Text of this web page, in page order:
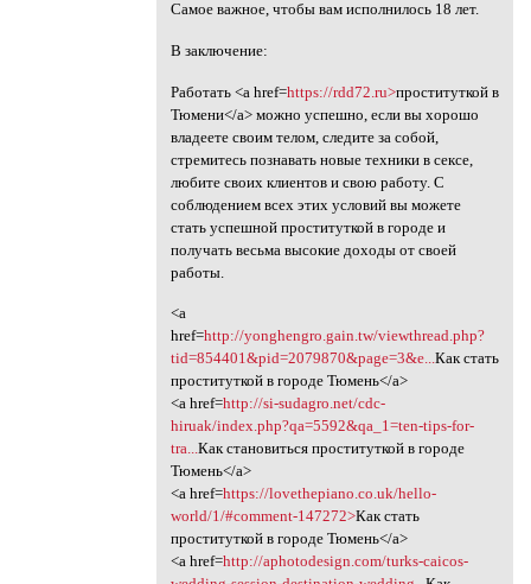
Самое важное, чтобы вам исполнилось 18 лет.
В заключение:
Работать <a href=https://rdd72.ru>проституткой в
Тюмени</a> можно успешно, если вы хорошо
владеете своим телом, следите за собой,
стремитесь познавать новые техники в сексе,
любите своих клиентов и свою работу. С
соблюдением всех этих условий вы можете
стать успешной проституткой в городе и
получать весьма высокие доходы от своей
работы.
<a
href=http://yonghengro.gain.tw/viewthread.php?
tid=854401&pid=2079870&page=3&e...Как стать
проституткой в городе Тюмень</a>
<a href=http://si-sudagro.net/cdc-
hiruak/index.php?qa=5592&qa_1=ten-tips-for-
tra...Как становиться проституткой в городе
Тюмень</a>
<a href=https://lovethepiano.co.uk/hello-
world/1/#comment-147272>Как стать
проституткой в городе Тюмень</a>
<a href=http://aphotodesign.com/turks-caicos-